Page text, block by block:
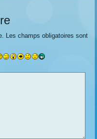
Les champs obligatoires sont